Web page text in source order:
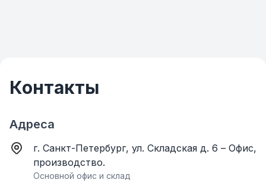
Контакты
Адреса
г. Санкт-Петербург, ул. Складская д. 6 – Офис,
производство.
Основной офис и склад